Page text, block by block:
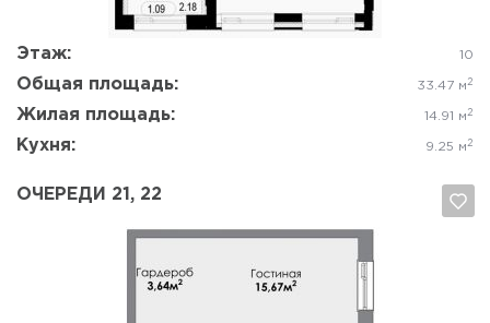
Этаж: 10
Общая площадь: 33.47 м 2
Жилая площадь: 14.91 м 2
Кухня: 9.25 м 2
ОЧЕРЕДИ 21, 22